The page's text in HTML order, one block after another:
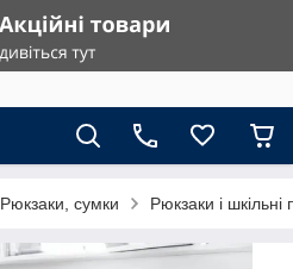
Рюкзаки, сумки Рюкзаки і шкільні